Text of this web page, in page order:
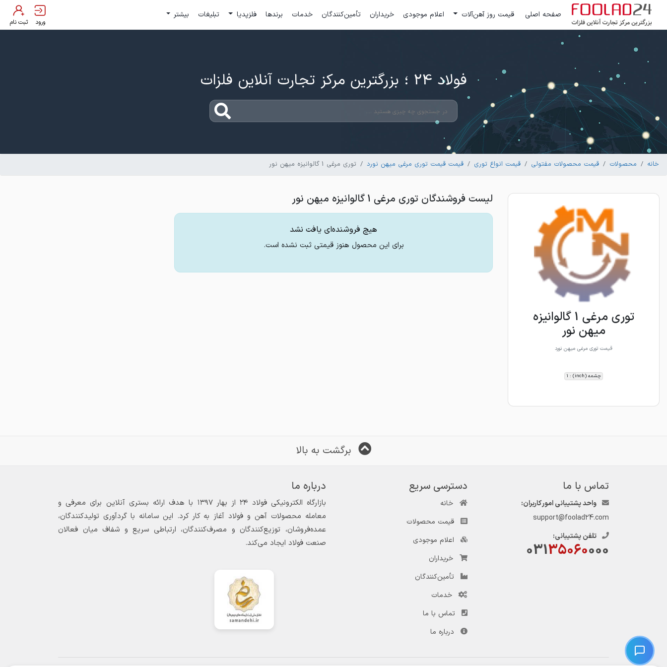
صفحه اصلی قیمت روز آهن‌آلات اعلام موجودی خریداران تأمین‌کنندگان خدمات برندها فلزپدیا تبلیغات بیشتر
ورود ثبت نام
فولاد 24 ؛ بزرگترین مرکز تجارت آنلاین فلزات
خانه محصولات قیمت محصولات مفتولی قیمت انواع توری قیمت قیمت توری مرغی میهن نورد توری مرغی 1 گالوانیزه میهن نور
توری مرغی 1 گالوانیزه
میهن نور
قیمت توری مرغی میهن نورد
چشمه (inch) : 1
لیست فروشندگان توری مرغی 1 گالوانیزه میهن نور
هیچ فروشنده‌ای یافت نشد
برای این محصول هنوز قیمتی ثبت نشده است.
برگشت به بالا
تماس با ما
واحد پشتیبانی امور کاربران:
support@foolad24.com
تلفن پشتیبانی:
03135060000
دسترسی سریع
خانه
قیمت محصولات
اعلام موجودی
خریداران
تأمین‌کنندگان
خدمات
تماس با ما
درباره ما
درباره ما
بازارگاه الکترونیکی فولاد ۲۴ از بهار ۱۳۹۷ با هدف ارائه بستری آنلاین برای معرفی و
معامله محصولات آهن و فولاد آغاز به کار کرد. این سامانه با گردآوری تولیدکنندگان،
عمده‌فروشان، توزیع‌کنندگان و مصرف‌کنندگان، ارتباطی سریع و شفاف میان فعالان
صنعت فولاد ایجاد می‌کند.